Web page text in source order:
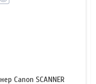
Canon SCANNER